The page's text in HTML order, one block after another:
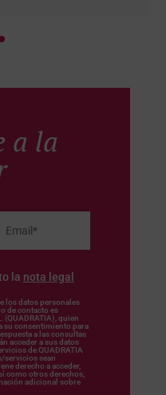
a la
la nota legal
los datos personales
de contacto es
(QUADRATIA), quien
su consentimiento para
a las consultas
acceder a sus datos
de QUADRATIA
servicios sean
derecho a acceder,
como otros derechos,
adicional sobre